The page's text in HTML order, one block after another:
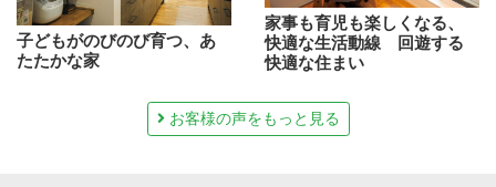
子どもがのびのび育つ、あ
たたかな家
家事も育児も楽しくなる、
快適な生活動線 回遊する
快適な住まい
お客様の声をもっと見る